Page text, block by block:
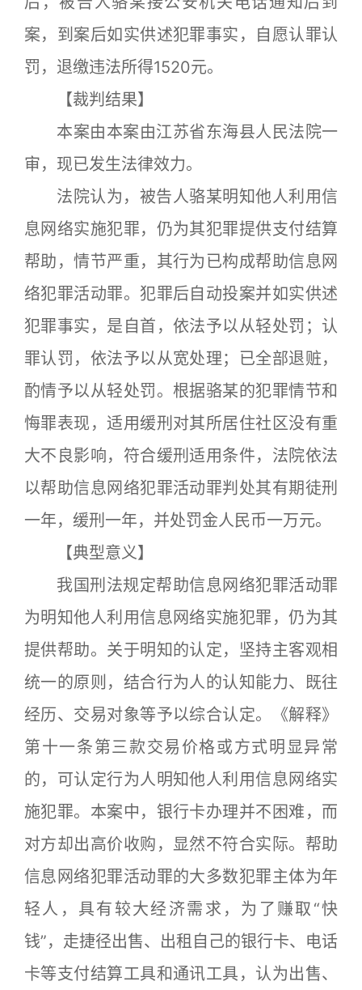
案，到案后如实供述犯罪事实，自愿认罪认
罚，退缴违法所得1520元。
【裁判结果】
本案由本案由江苏省东海县人民法院一
审，现已发生法律效力。
法院认为，被告人骆某明知他人利用信
息网络实施犯罪，仍为其犯罪提供支付结算
帮助，情节严重，其行为已构成帮助信息网
络犯罪活动罪。犯罪后自动投案并如实供述
犯罪事实，是自首，依法予以从轻处罚；认
罪认罚，依法予以从宽处理；已全部退赃，
酌情予以从轻处罚。根据骆某的犯罪情节和
悔罪表现，适用缓刑对其所居住社区没有重
大不良影响，符合缓刑适用条件，法院依法
以帮助信息网络犯罪活动罪判处其有期徒刑
一年，缓刑一年，并处罚金人民币一万元。
【典型意义】
我国刑法规定帮助信息网络犯罪活动罪
为明知他人利用信息网络实施犯罪，仍为其
提供帮助。关于明知的认定，坚持主客观相
统一的原则，结合行为人的认知能力、既往
经历、交易对象等予以综合认定。《解释》
第十一条第三款交易价格或方式明显异常
的，可认定行为人明知他人利用信息网络实
施犯罪。本案中，银行卡办理并不困难，而
对方却出高价收购，显然不符合实际。帮助
信息网络犯罪活动罪的大多数犯罪主体为年
轻人，具有较大经济需求，为了赚取“快
钱”，走捷径出售、出租自己的银行卡、电话
卡等支付结算工具和通讯工具，认为出售、